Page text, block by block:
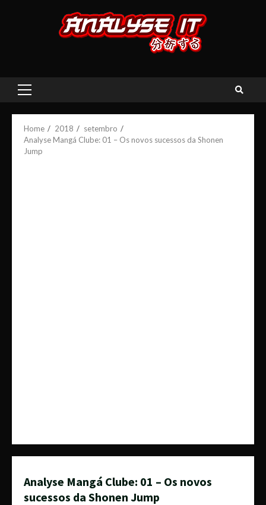
Primary
Home 2018
setembro
Analyse Mangá Clube: 01 – Os novos sucessos da Shonen
Jump
Analyse Mangá Clube: 01 – Os novos
sucessos da Shonen Jump